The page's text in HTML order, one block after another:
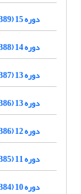
دوره 15 (1389)
دوره 14 (1388)
دوره 13 (1387)
دوره 13 (1386)
دوره 12 (1386)
دوره 11 (1385)
دوره 10 (1384)